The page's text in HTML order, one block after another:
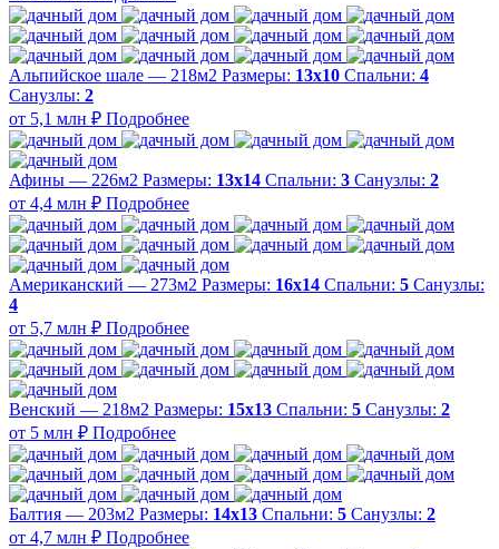
Альпийское шале — 218м2 Размеры: 13х10 Спальни: 4
Санузлы: 2
от 5,1 млн ₽ Подробнее
Афины — 226м2 Размеры: 13х14 Спальни: 3 Санузлы: 2
от 4,4 млн ₽ Подробнее
Американский — 273м2 Размеры: 16х14 Спальни: 5 Санузлы:
4
от 5,7 млн ₽ Подробнее
Венский — 218м2 Размеры: 15х13 Спальни: 5 Санузлы: 2
от 5 млн ₽ Подробнее
Балтия — 203м2 Размеры: 14х13 Спальни: 5 Санузлы: 2
от 4,7 млн ₽ Подробнее